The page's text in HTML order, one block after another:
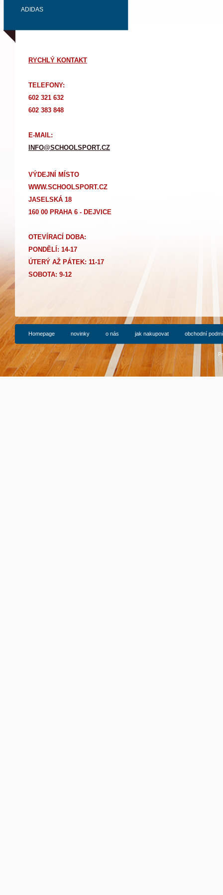
ADIDAS
RYCHLÝ KONTAKT
TELEFONY:
602 321 632
602 383 848
E-MAIL:
INFO@SCHOOLSPORT.CZ
VÝDEJNÍ MÍSTO
WWW.SCHOOLSPORT.CZ
JASELSKÁ 18
160 00 PRAHA 6 - DEJVICE
OTEVÍRACÍ DOBA:
PONDĚLÍ: 14-17
ÚTERÝ AŽ PÁTEK: 11-17
SOBOTA: 9-12
Homepage novinky o nás jak nakupovat obchodní